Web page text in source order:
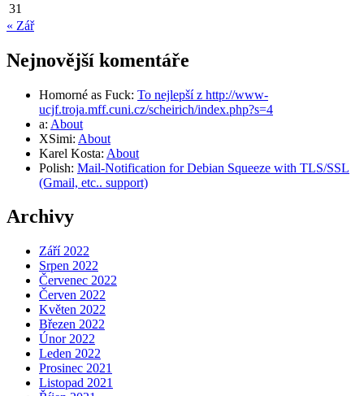
31
« Zář
Nejnovější komentáře
Homorné as Fuck: To nejlepší z http://www-
ucjf.troja.mff.cuni.cz/scheirich/index.php?s=4
a: About
XSimi: About
Karel Kosta: About
Polish: Mail-Notification for Debian Squeeze with TLS/SSL
(Gmail, etc.. support)
Archivy
Září 2022
Srpen 2022
Červenec 2022
Červen 2022
Květen 2022
Březen 2022
Únor 2022
Leden 2022
Prosinec 2021
Listopad 2021